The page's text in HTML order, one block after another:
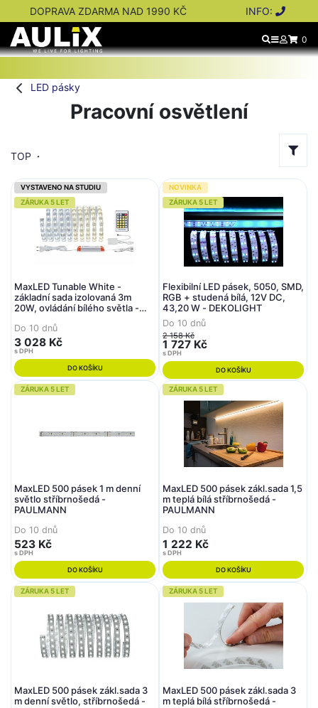
DOPRAVA ZDARMA NAD 1990 KČ INFO:
0
LED pásky
Pracovní osvětlení
TOP
VYSTAVENO NA STUDIU
ZÁRUKA 5 LET
MaxLED Tunable White -
základní sada izolovaná 3m
20W, ovládání bílého světla -
Do 10 dnů
3 028 Kč
s DPH
DO KOŠÍKU
NOVINKA
ZÁRUKA 5 LET
Flexibilní LED pásek, 5050, SMD,
RGB + studená bílá, 12V DC,
43,20 W - DEKOLIGHT
Do 10 dnů
2 158 Kč
1 727 Kč
s DPH
DO KOŠÍKU
ZÁRUKA 5 LET
MaxLED 500 pásek 1 m denní
světlo stříbrnošedá -
PAULMANN
Do 10 dnů
523 Kč
s DPH
DO KOŠÍKU
ZÁRUKA 5 LET
MaxLED 500 pásek zákl.sada 1,5
m teplá bílá stříbrnošedá -
PAULMANN
Do 10 dnů
1 222 Kč
s DPH
DO KOŠÍKU
ZÁRUKA 5 LET
MaxLED 500 pásek zákl.sada 3
m denní světlo, stříbrnošedá -
ZÁRUKA 5 LET
MaxLED 500 pásek zákl.sada 3
m teplá bílá stříbrnošedá -